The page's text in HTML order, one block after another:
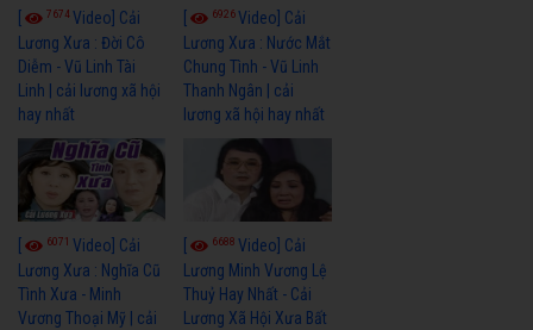
7674Video] Cải
Lương Xưa : Đời Cô
Diễm - Vũ Linh Tài
Linh | cải lương xã hội
hay nhất
6926Video] Cải
Lương Xưa : Nước Mắt
Chung Tình - Vũ Linh
Thanh Ngân | cải
lương xã hội hay nhất
6071 Video] Cải
Lương Xưa : Nghĩa Cũ
Tình Xưa - Minh
Vương Thoại Mỹ | cải
6688Video] Cải
Lương Minh Vương Lệ
Thuỷ Hay Nhất - Cải
Lương Xã Hội Xưa Bất